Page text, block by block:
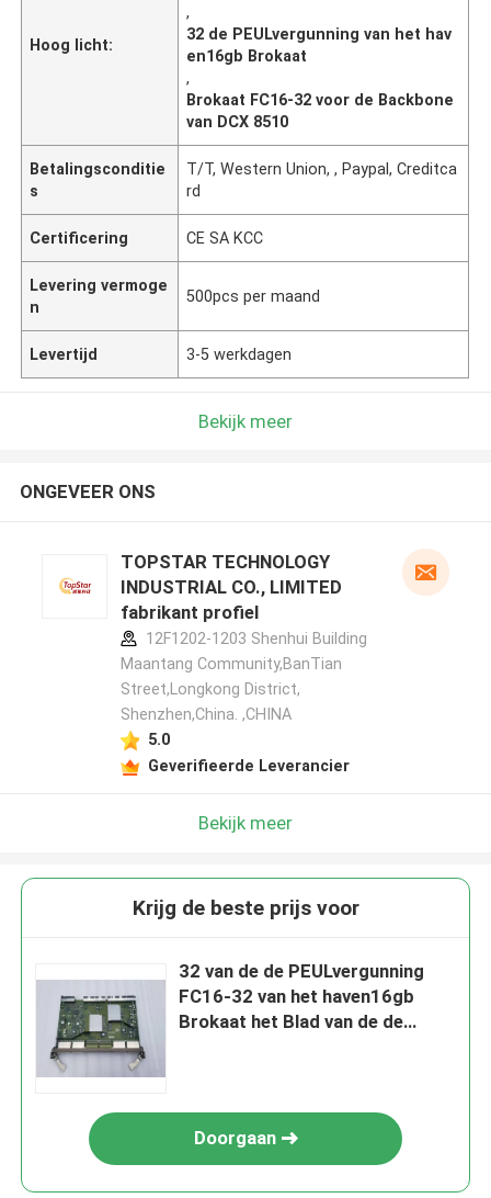
Hoog licht:
,
32 de PEULvergunning van het hav
en16gb Brokaat
,
Brokaat FC16-32 voor de Backbone
van DCX 8510
Betalingsconditie
s
T/T, Western Union, , Paypal, Creditca
rd
Certificering CE SA KCC
Levering vermoge
n
500pcs per maand
Levertijd 3-5 werkdagen
Bekijk meer
ONGEVEER ONS
TOPSTAR TECHNOLOGY
INDUSTRIAL CO., LIMITED
fabrikant profiel
12F1202-1203 Shenhui Building
Maantang Community,BanTian
Street,Longkong District,
Shenzhen,China. ,CHINA
5.0
Geverifieerde Leverancier
Bekijk meer
Krijg de beste prijs voor
32 van de de PEULvergunning
FC16-32 van het haven16gb
Brokaat het Blad van de de
Doorgaan